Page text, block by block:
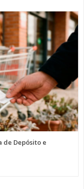
de Depósito e